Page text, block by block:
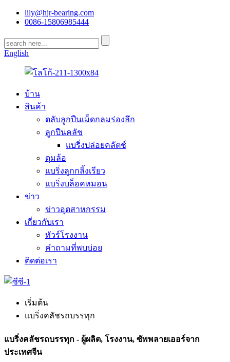
lily@hjr-bearing.com
0086-15806985444
English
บ้าน
สินค้า
ตลับลูกปืนเม็ดกลมร่องลึก
ลูกปืนคลัช
แบริ่งปล่อยคลัตช์
ดุมล้อ
แบริ่งลูกกลิ้งเรียว
แบริ่งบล็อคหมอน
ข่าว
ข่าวอุตสาหกรรม
เกี่ยวกับเรา
ทัวร์โรงงาน
คำถามที่พบบ่อย
ติดต่อเรา
เริ่มต้น
แบริ่งคลัชรถบรรทุก
แบริ่งคลัชรถบรรทุก - ผู้ผลิต, โรงงาน, ซัพพลายเออร์จาก
ประเทศจีน